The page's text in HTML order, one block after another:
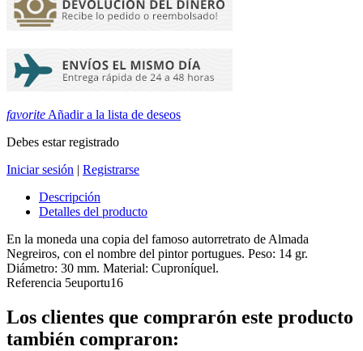
favorite Añadir a la lista de deseos
Debes estar registrado
Iniciar sesión | Registrarse
Descripción
Detalles del producto
En la moneda una copia del famoso autorretrato de Almada
Negreiros, con el nombre del pintor portugues. Peso: 14 gr.
Diámetro: 30 mm. Material: Cuproníquel.
Referencia 5euportu16
Los clientes que comprarón este producto
también compraron: